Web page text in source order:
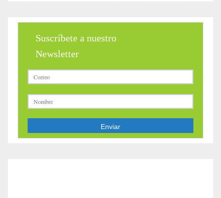
Suscríbete a nuestro
Newsletter